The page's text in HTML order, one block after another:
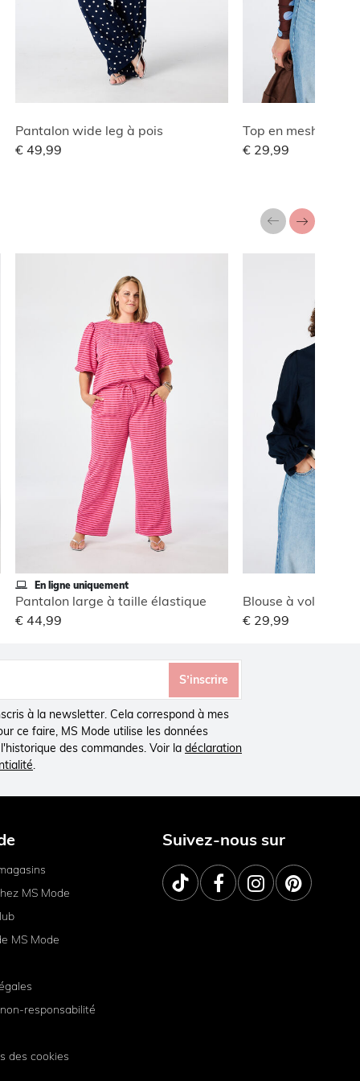
Pantalon wide leg à pois
€ 49,99
Top en mesh
€ 29,99
En ligne uniquement
Pantalon large à taille élastique
€ 44,99
Blouse à volants
€ 29,99
S’inscrire
à la newsletter. Cela correspond à mes
ce faire, MS Mode utilise les données
des commandes. Voir la déclaration
.
MS Mode
MS Mode
responsabilité
des cookies
Suivez-nous sur